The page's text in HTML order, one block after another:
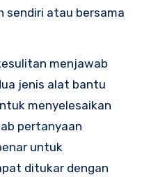
sendiri atau bersama
menjawab
jenis alat bantu
menyelesaikan
pertanyaan
untuk
ditukar dengan